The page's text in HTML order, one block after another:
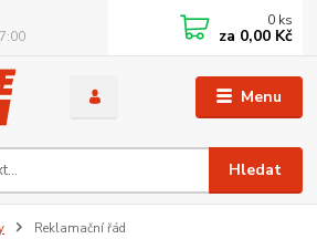
Menu
Hledat
0 ks
za 0,00 Kč
Reklamační řád